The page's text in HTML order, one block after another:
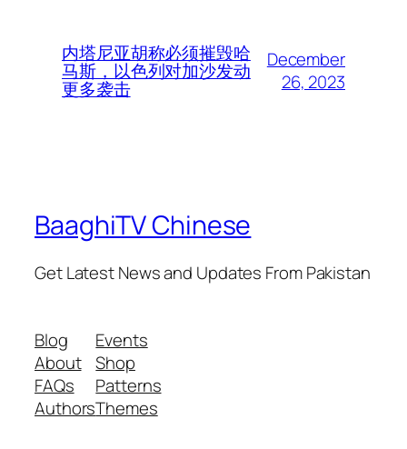
内塔尼亚胡称必须摧毁哈
马斯，以色列对加沙发动
更多袭击
December
26, 2023
BaaghiTV Chinese
Get Latest News and Updates From Pakistan
Blog
About
FAQs
Authors
Events
Shop
Patterns
Themes